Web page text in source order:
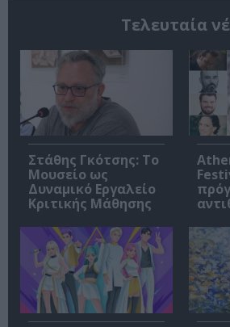
Τελευταία
Στάθης Γκότσης: Το
Μουσείο ως
Δυναμικό Εργαλείο
Κριτικής Μάθησης